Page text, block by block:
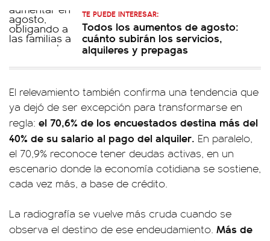
TE PUEDE INTERESAR:
Todos los aumentos de agosto:
cuánto subirán los servicios,
alquileres y prepagas
El relevamiento también confirma una tendencia que
ya dejó de ser excepción para transformarse en
regla: el 70,6% de los encuestados destina más del
40% de su salario al pago del alquiler. En paralelo,
el 70,9% reconoce tener deudas activas, en un
escenario donde la economía cotidiana se sostiene,
cada vez más, a base de crédito.
La radiografía se vuelve más cruda cuando se
observa el destino de ese endeudamiento. Más de